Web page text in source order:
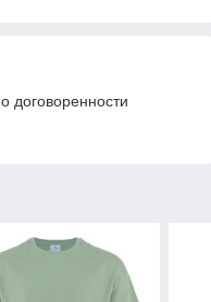
договоренности